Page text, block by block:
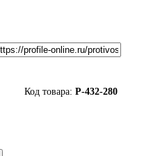
Код товара: P-432-280